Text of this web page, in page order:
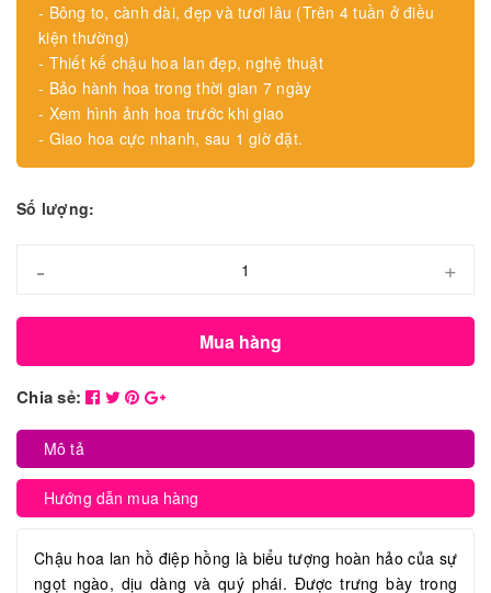
- Bông to, cành dài, đẹp và tươi lâu (Trên 4 tuần ở điều
kiện thường)
- Thiết kế chậu hoa lan đẹp, nghệ thuật
- Bảo hành hoa trong thời gian 7 ngày
- Xem hình ảnh hoa trước khi giao
- Giao hoa cực nhanh, sau 1 giờ đặt.
Số lượng:
- +
Mua hàng
Chia sẻ:
Mô tả
Hướng dẫn mua hàng
Chậu hoa lan hồ điệp hồng là biểu tượng hoàn hảo của sự
ngọt ngào, dịu dàng và quý phái. Được trưng bày trong